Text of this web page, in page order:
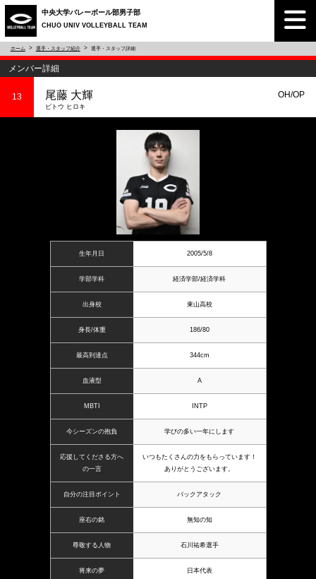
中央大学バレーボール部男子部
CHUO UNIV VOLLEYBALL TEAM
ホーム 選手・スタッフ紹介 選手・スタッフ詳細
メンバー詳細
13 尾藤 大輝
ビトウ ヒロキ
OH/OP
生年月日 2005/5/8
学部学科 経済学部/経済学科
出身校 東山高校
身長/体重 186/80
最高到達点 344cm
血液型 A
MBTI INTP
今シーズンの抱負 学びの多い一年にします
応援してくださる方へ
の一言
いつもたくさんの力をもらっています！
ありがとうございます。
自分の注目ポイント バックアタック
座右の銘 無知の知
尊敬する人物 石川祐希選手
将来の夢 日本代表